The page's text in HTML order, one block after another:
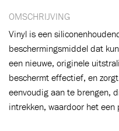
OMSCHRIJVING
Vinyl is een
beschermingsmiddel dat
een nieuwe, originele
beschermt effectief, en
eenvoudig aan te brengen,
intrekken, waardoor het